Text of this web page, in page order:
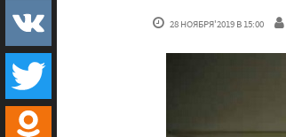
28 НОЯБРЯ'2019 В 15:00
Facebook
VK
Twitter